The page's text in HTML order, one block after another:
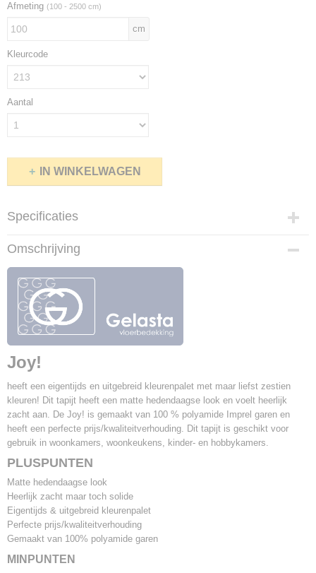
Afmeting (100 - 2500 cm)
cm
Kleurcode
Aantal
IN WINKELWAGEN
Specificaties
Productcode
0 x 400 x 0,80 cm
Poolmateriaal
100% Polyamide Imprel Opal
Rugafwerking
Breedte
400 cm
Totale hoogte
ca. 8 mm
Gewicht
ca 2.000 gr/m²
Garantie
Lichtechtheid
5-6
Waterechtheid
4-5
Omschrijving
Joy!
heeft een eigentijds en uitgebreid kleurenpalet met maar liefst zestien
kleuren! Dit tapijt heeft een matte hedendaagse look en voelt heerlijk
zacht aan. De Joy! is gemaakt van 100 % polyamide Imprel garen en
heeft een perfecte prijs/kwaliteitverhouding. Dit tapijt is geschikt voor
gebruik in woonkamers, woonkeukens, kinder- en hobbykamers.
PLUSPUNTEN
Matte hedendaagse look
Heerlijk zacht maar toch solide
Eigentijds & uitgebreid kleurenpalet
Perfecte prijs/kwaliteitverhouding
Gemaakt van 100% polyamide garen
MINPUNTEN